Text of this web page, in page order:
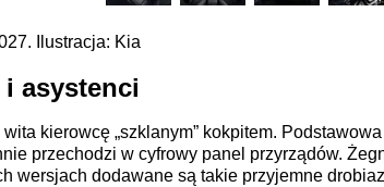
Ilustracja: Kia
asystenci
kierowcę „szklanym” kokpitem.
przechodzi w cyfrowy panel przyrządów.
wersjach dodawane są takie przyjemne